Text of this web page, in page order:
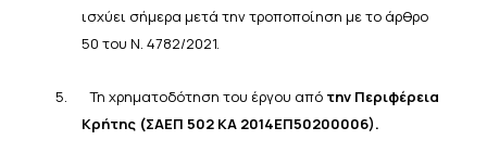
ισχύει σήμερα μετά τηντροποποίηση μετο άρθρο
50 του Ν. 4782/2021.
5. Τη χρηματοδότηση του έργου από την Περιφέρεια
Κρήτης (ΣΑΕΠ 502 ΚΑ 2014ΕΠ50200006).